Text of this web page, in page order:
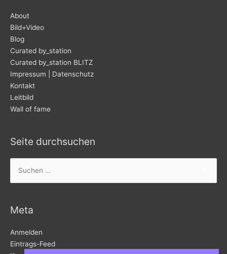
About
Bild+Video
Blog
Curated by_station
Curated by_station BLITZ
Impressum | Datenschutz
Kontakt
Leitbild
Wall of fame
Seite durchsuchen
nach:
Meta
Anmelden
Eintrags-Feed